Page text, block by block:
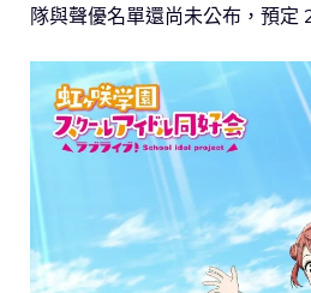
隊與聲優名單還尚未公布，預定